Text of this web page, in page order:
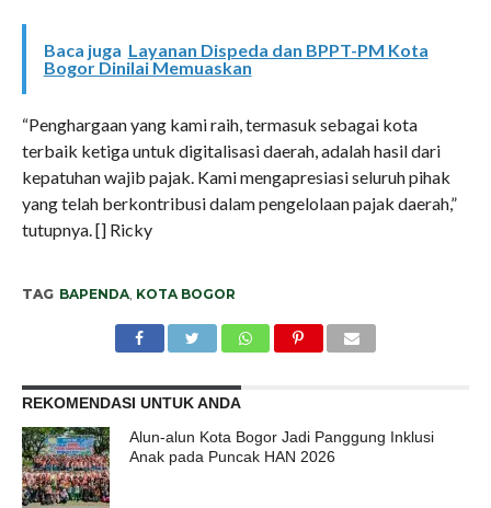
Baca juga Layanan Dispeda dan BPPT-PM Kota
Bogor Dinilai Memuaskan
“Penghargaan yang kami raih, termasuk sebagai kota
terbaik ketiga untuk digitalisasi daerah, adalah hasil dari
kepatuhan wajib pajak. Kami mengapresiasi seluruh pihak
yang telah berkontribusi dalam pengelolaan pajak daerah,”
tutupnya. [] Ricky
TAG BAPENDA, KOTA BOGOR
REKOMENDASI UNTUK ANDA
Alun-alun Kota Bogor Jadi Panggung Inklusi
Anak pada Puncak HAN 2026